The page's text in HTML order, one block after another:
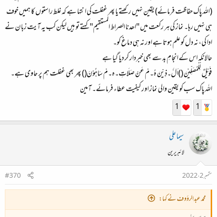
(اللہ پاک حفاظت فرمائے) یقین نہیں رکھتے یا پھر غفلت کی انتہا ہے کہ غلط راستوں کا ہمیں خوف
ہی نہیں رہا۔ نماز کی ہر رکعت میں "اھدنا الصراط المستقیم" کہتے تو ہیں لیکن کب یہ آیت زبان نے
ادا کی، نہ دل کو علم ہوتا ہے اور نہ ہی دماغ کو۔
حالانکہ اس کے انجامِ بد سے بھی خبردار کر دیا گیا ہے
فَوَيْلٌ لِّلْمُصَلِّيْنَ ()اَلَّ۔ذِيْنَ هُ۔مْ عَنْ صَلَاتِ۔ہ۔مْ سَاهُوْنَ() پھر بھی غفلت ہم پر حاوی ہے۔
اللہ پاک سب کو یقین والی نماز اور کیفیت عطاء فرمائے۔ آمین
1
1
سیما علی
لائبریرین
ستمبر 2، 2022
#370
محمد عبدالرؤوف نے کہا: